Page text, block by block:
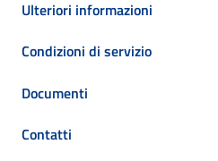
Ulteriori informazioni
Condizioni di servizio
Documenti
Contatti